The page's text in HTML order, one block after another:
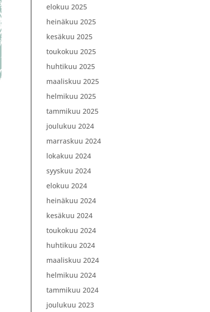
elokuu 2025
heinäkuu 2025
kesäkuu 2025
toukokuu 2025
huhtikuu 2025
maaliskuu 2025
helmikuu 2025
tammikuu 2025
joulukuu 2024
marraskuu 2024
lokakuu 2024
syyskuu 2024
elokuu 2024
heinäkuu 2024
kesäkuu 2024
toukokuu 2024
huhtikuu 2024
maaliskuu 2024
helmikuu 2024
tammikuu 2024
joulukuu 2023